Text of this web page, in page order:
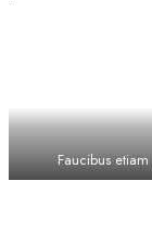
Faucibus